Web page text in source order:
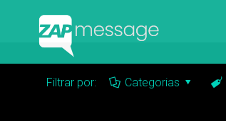
Filtrar por: Categorias